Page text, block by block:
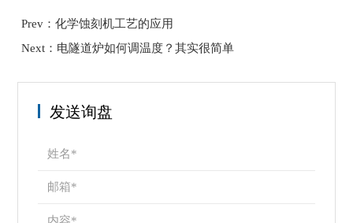
Prev：化学蚀刻机工艺的应用
Next：电隧道炉如何调温度？其实很简单
发送询盘